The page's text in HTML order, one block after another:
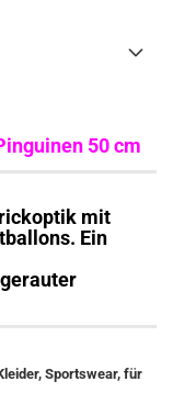
50 cm
mit
Ein
Sportswear, für